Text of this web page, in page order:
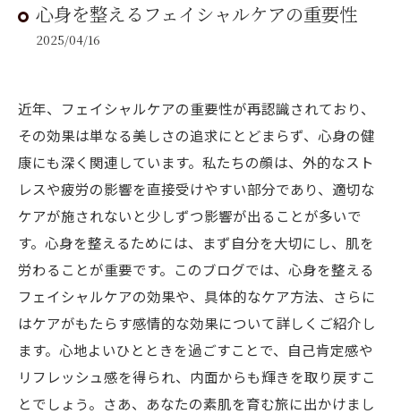
心身を整えるフェイシャルケアの重要性
2025/04/16
近年、フェイシャルケアの重要性が再認識されており、
その効果は単なる美しさの追求にとどまらず、心身の健
康にも深く関連しています。私たちの顔は、外的なスト
レスや疲労の影響を直接受けやすい部分であり、適切な
ケアが施されないと少しずつ影響が出ることが多いで
す。心身を整えるためには、まず自分を大切にし、肌を
労わることが重要です。このブログでは、心身を整える
フェイシャルケアの効果や、具体的なケア方法、さらに
はケアがもたらす感情的な効果について詳しくご紹介し
ます。心地よいひとときを過ごすことで、自己肯定感や
リフレッシュ感を得られ、内面からも輝きを取り戻すこ
とでしょう。さあ、あなたの素肌を育む旅に出かけまし